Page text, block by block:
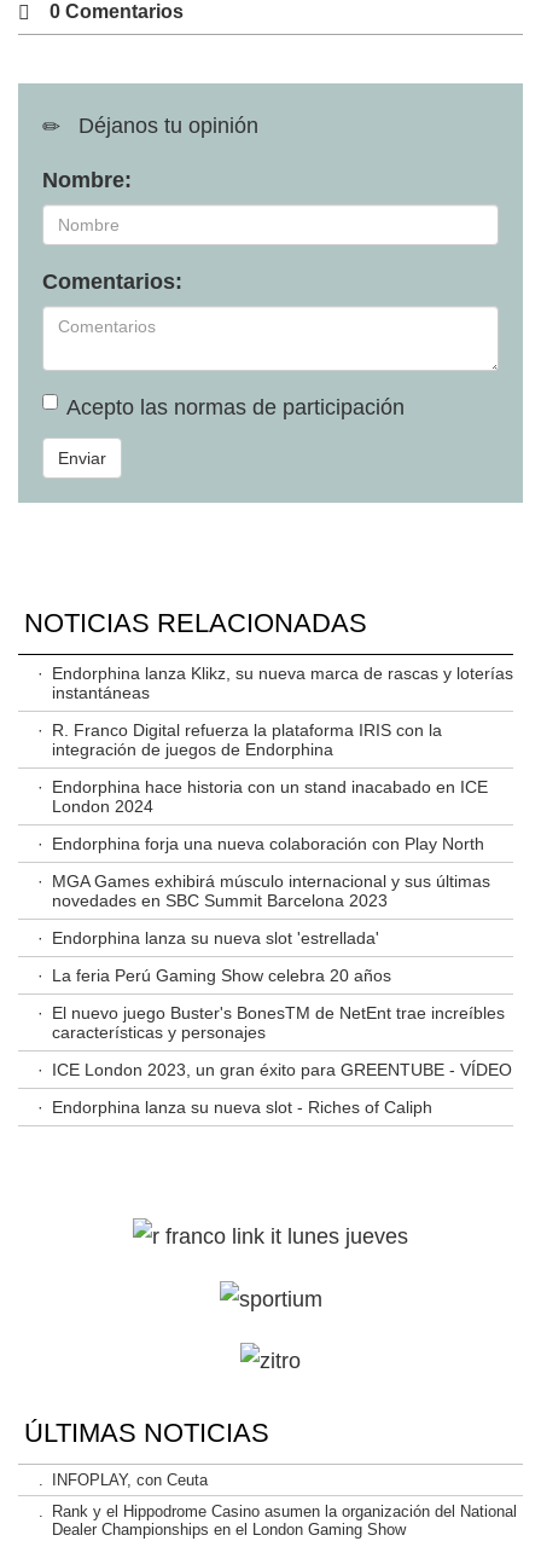
0 Comentarios
Déjanos tu opinión
Nombre:
Comentarios:
Acepto las normas de participación
Enviar
NOTICIAS RELACIONADAS
·
Endorphina lanza Klikz, su nueva marca de rascas y loterías
instantáneas
·
R. Franco Digital refuerza la plataforma IRIS con la
integración de juegos de Endorphina
·
Endorphina hace historia con un stand inacabado en ICE
London 2024
·
Endorphina forja una nueva colaboración con Play North
·
MGA Games exhibirá músculo internacional y sus últimas
novedades en SBC Summit Barcelona 2023
·
Endorphina lanza su nueva slot 'estrellada'
·
La feria Perú Gaming Show celebra 20 años
·
El nuevo juego Buster's BonesTM de NetEnt trae increíbles
características y personajes
·
ICE London 2023, un gran éxito para GREENTUBE - VÍDEO
·
Endorphina lanza su nueva slot - Riches of Caliph
ÚLTIMAS NOTICIAS
INFOPLAY, con Ceuta
Rank y el Hippodrome Casino asumen la organización del National
Dealer Championships en el London Gaming Show